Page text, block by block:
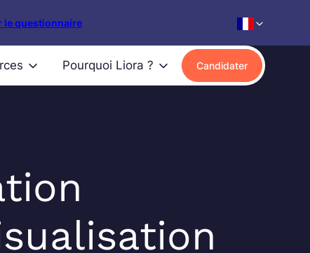
le questionnaire
Pourquoi Liora ? Candidater